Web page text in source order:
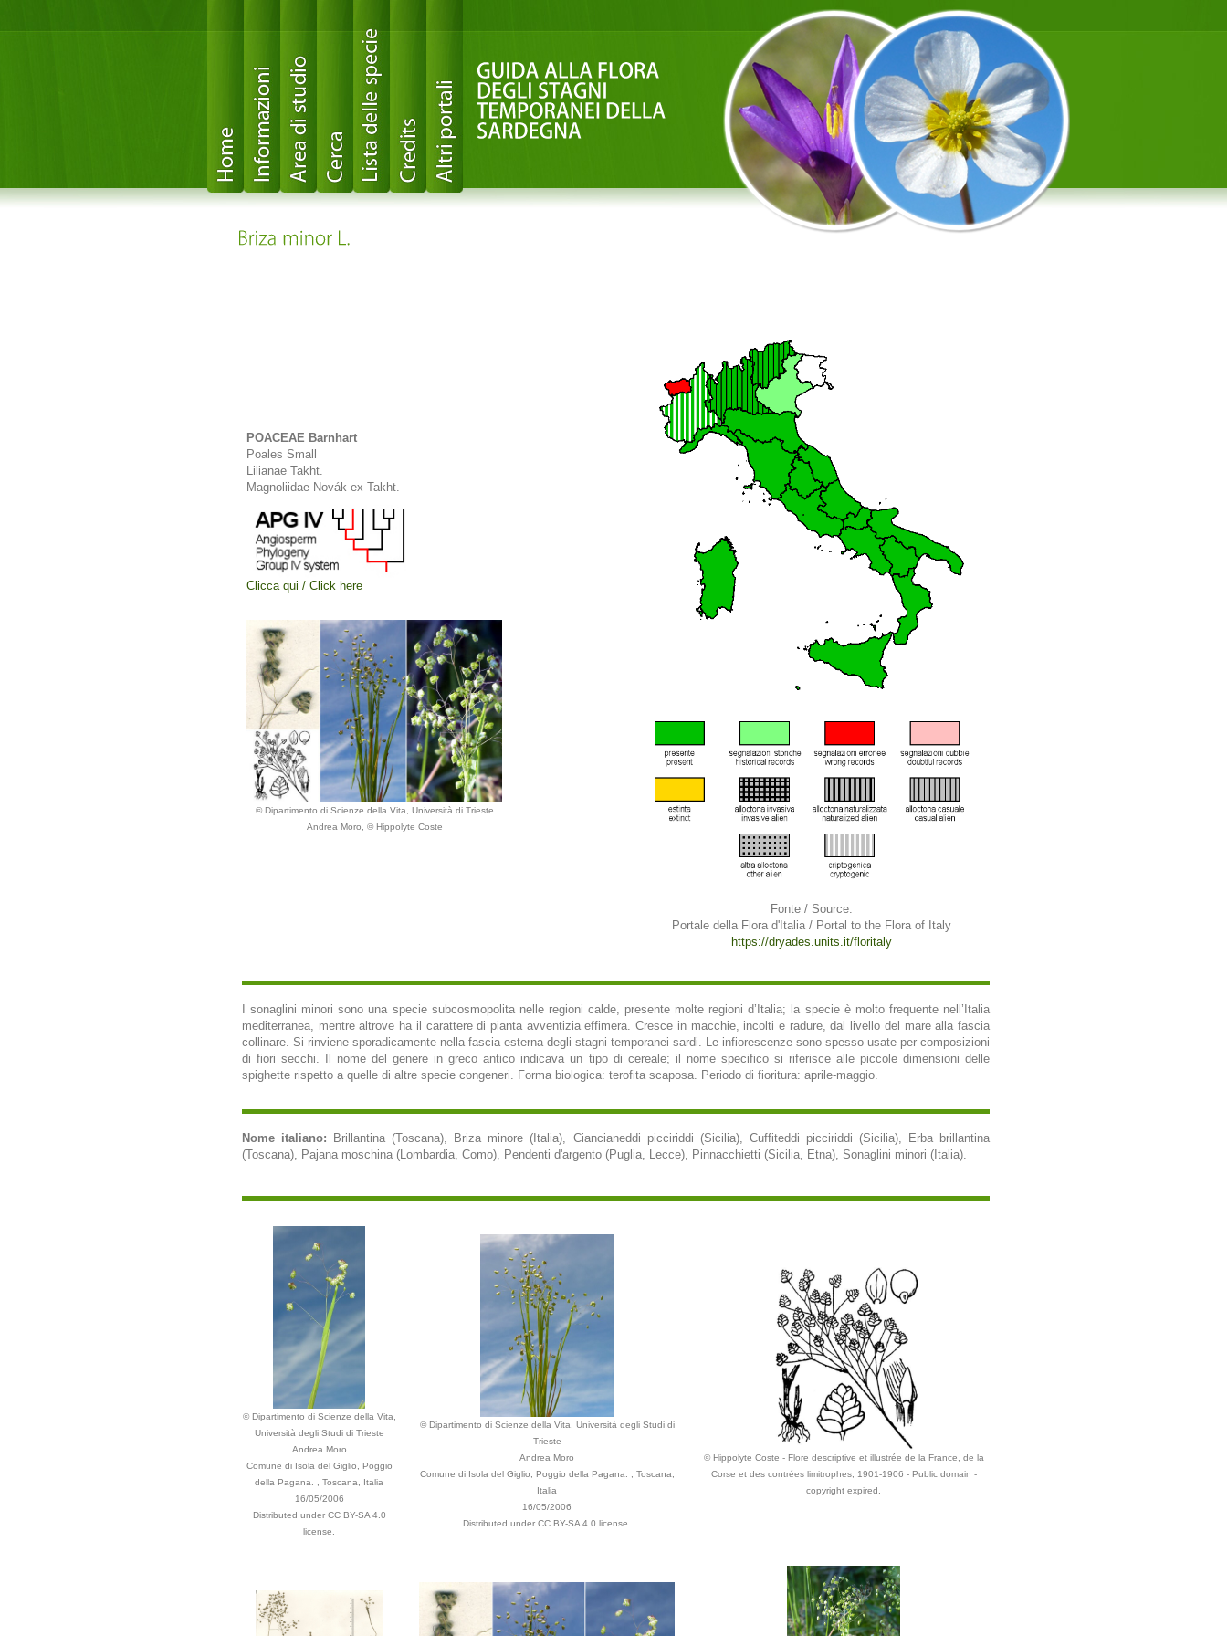
POACEAE Barnhart
Poales Small
Lilianae Takht.
Magnoliidae Novák ex Takht.
Clicca qui / Click here
© Dipartimento di Scienze della Vita, Università di Trieste
Andrea Moro, © Hippolyte Coste
Fonte / Source:
Portale della Flora d'Italia / Portal to the Flora of Italy
https://dryades.units.it/floritaly
I sonaglini minori sono una specie subcosmopolita nelle regioni calde, presente molte regioni d’Italia; la specie è molto frequente nell’Italia
mediterranea, mentre altrove ha il carattere di pianta avventizia effimera. Cresce in macchie, incolti e radure, dal livello del mare alla fascia
collinare. Si rinviene sporadicamente nella fascia esterna degli stagni temporanei sardi. Le infiorescenze sono spesso usate per composizioni
di fiori secchi. Il nome del genere in greco antico indicava un tipo di cereale; il nome specifico si riferisce alle piccole dimensioni delle
spighette rispetto a quelle di altre specie congeneri. Forma biologica: terofita scaposa. Periodo di fioritura: aprile-maggio.
Nome italiano:
Brillantina (Toscana), Briza minore (Italia), Ciancianeddi picciriddi (Sicilia), Cuffiteddi picciriddi (Sicilia), Erba brillantina
(Toscana), Pajana moschina (Lombardia, Como), Pendenti d'argento (Puglia, Lecce), Pinnacchietti (Sicilia, Etna), Sonaglini minori (Italia).
© Dipartimento di Scienze della Vita,
Università degli Studi di Trieste
Andrea Moro
Comune di Isola del Giglio, Poggio
della Pagana. , Toscana, Italia
16/05/2006
Distributed under CC BY-SA 4.0
license.
© Dipartimento di Scienze della Vita, Università degli Studi di
Trieste
Andrea Moro
Comune di Isola del Giglio, Poggio della Pagana. , Toscana,
Italia
16/05/2006
Distributed under CC BY-SA 4.0 license.
© Hippolyte Coste - Flore descriptive et illustrée de la France, de la
Corse et des contrées limitrophes, 1901-1906 - Public domain -
copyright expired.